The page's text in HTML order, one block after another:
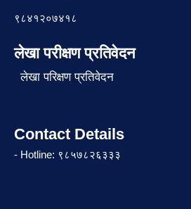
९८४१२०७४१८
लेखा परीक्षण प्रतिवेदन
लेखा परिक्षण प्रतिवेदन
Contact Details
- Hotline: ९८५७८२६३३३